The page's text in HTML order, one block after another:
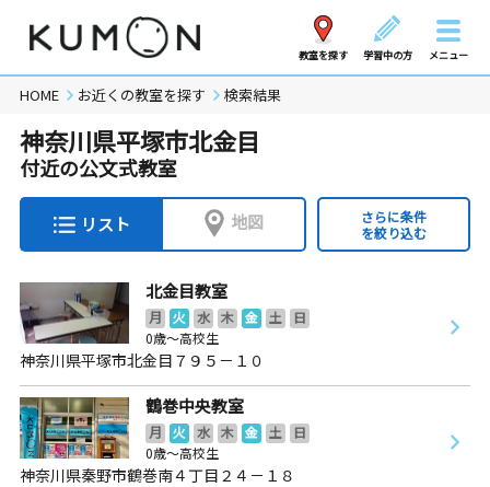
教室を探す 学習中の方 メニュー
HOME お近くの教室を探す 検索結果
神奈川県平塚市北金目
付近の公文式教室
リスト 地図
さらに条件
を絞り込む
北金目教室
月 火 水 木 金 土
日
0歳～高校生
神奈川県平塚市北金目７９５－１０
鶴巻中央教室
月 火 水 木 金 土
日
0歳～高校生
神奈川県秦野市鶴巻南４丁目２４－１８